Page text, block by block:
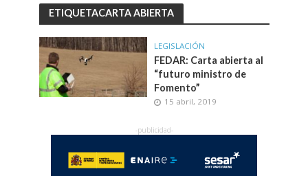
ETIQUETACARTA ABIERTA
LEGISLACIÓN
FEDAR: Carta abierta al
“futuro ministro de
Fomento”
15 abril, 2019